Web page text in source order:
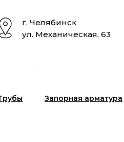
г. Челябинск
ул. Механическая, 63
Запорная арматура